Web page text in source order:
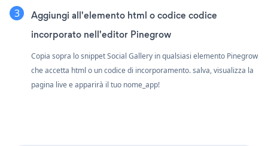
Aggiungi all'elemento html o codice codice
incorporato nell'editor Pinegrow
Copia sopra lo snippet Social Gallery in qualsiasi elemento Pinegrow
che accetta html o un codice di incorporamento. salva, visualizza la
pagina live e apparirà il tuo nome_app!